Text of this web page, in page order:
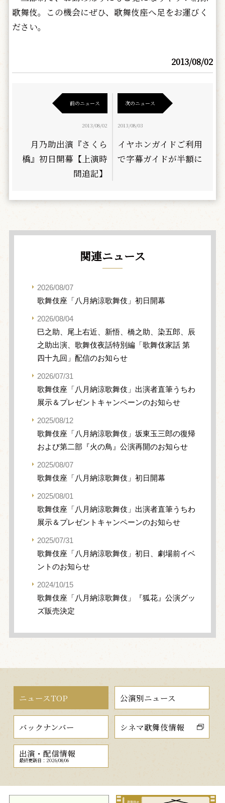
歌舞伎。この機会にぜひ、歌舞伎座へ足をお運びく
ださい。
2013/08/02
前のニュース
2013/08/02
月乃助出演『さくら
橋』初日開幕【上演時
間追記】
次のニュース
2013/08/03
イヤホンガイドご利用
で字幕ガイドが半額に
関連ニュース
2026/08/07
歌舞伎座「八月納涼歌舞伎」初日開幕
2026/08/04
巳之助、尾上右近、新悟、橋之助、染五郎、辰
之助出演、歌舞伎夜話特別編「歌舞伎家話 第
四十九回」配信のお知らせ
2026/07/31
歌舞伎座「八月納涼歌舞伎」出演者直筆うちわ
展示＆プレゼントキャンペーンのお知らせ
2025/08/12
歌舞伎座「八月納涼歌舞伎」坂東玉三郎の復帰
および第二部『火の鳥』公演再開のお知らせ
2025/08/07
歌舞伎座「八月納涼歌舞伎」初日開幕
2025/08/01
歌舞伎座「八月納涼歌舞伎」出演者直筆うちわ
展示＆プレゼントキャンペーンのお知らせ
2025/07/31
歌舞伎座「八月納涼歌舞伎」初日、劇場前イベ
ントのお知らせ
2024/10/15
歌舞伎座「八月納涼歌舞伎」『狐花』公演グッ
ズ販売決定
ニュースTOP 公演別ニュース
バックナンバー シネマ歌舞伎情報
出演・配信情報
最終更新日：2026/08/06